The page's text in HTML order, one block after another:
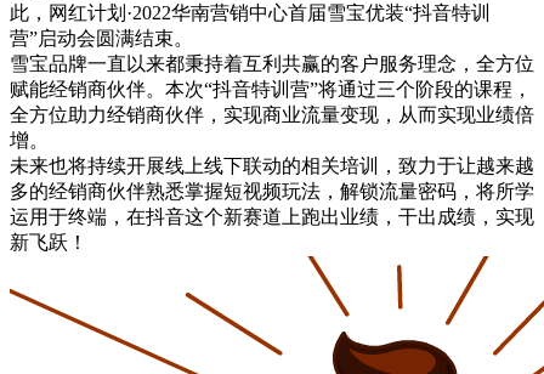
此，网红计划·2022华南营销中心首届雪宝优装“抖音特训
营”启动会圆满结束。
雪宝品牌一直以来都秉持着互利共赢的客户服务理念，全方位
赋能经销商伙伴。本次“抖音特训营”将通过三个阶段的课程，
全方位助力经销商伙伴，实现商业流量变现，从而实现业绩倍
增。
未来也将持续开展线上线下联动的相关培训，致力于让越来越
多的经销商伙伴熟悉掌握短视频玩法，解锁流量密码，将所学
运用于终端，在抖音这个新赛道上跑出业绩，干出成绩，实现
新飞跃！